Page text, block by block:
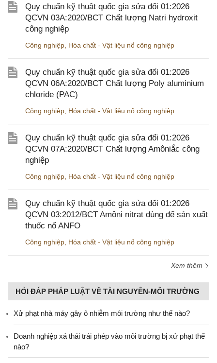
Quy chuẩn kỹ thuật quốc gia sửa đổi 01:2026
QCVN 03A:2020/BCT Chất lượng Natri hydroxit
công nghiệp
Công nghiệp Hóa chất - Vật liệu nổ công nghiệp
Quy chuẩn kỹ thuật quốc gia sửa đổi 01:2026
QCVN 06A:2020/BCT Chất lượng Poly aluminium
chloride (PAC)
Công nghiệp Hóa chất - Vật liệu nổ công nghiệp
Quy chuẩn kỹ thuật quốc gia sửa đổi 01:2026
QCVN 07A:2020/BCT Chất lượng Amôniắc công
nghiệp
Công nghiệp Hóa chất - Vật liệu nổ công nghiệp
Quy chuẩn kỹ thuật quốc gia sửa đổi 01:2026
QCVN 03:2012/BCT Amôni nitrat dùng để sản xuất
thuốc nổ ANFO
Công nghiệp Hóa chất - Vật liệu nổ công nghiệp
Xem thêm
HỎI ĐÁP PHÁP LUẬT VỀ TÀI NGUYÊN-MÔI TRƯỜNG
Xử phạt nhà máy gây ô nhiễm môi trường như thế nào?
Doanh nghiệp xả thải trái phép vào môi trường bị xử phạt thế
nào?